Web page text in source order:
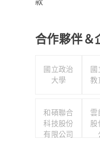
合作夥伴＆
國立政治
大學
國
教
和碩聯合
科技股份
有限公司
雲
股